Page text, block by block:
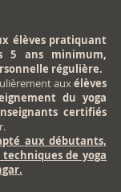
élèves pratiquant
5 ans minimum,
régulière.
auxélèves
du yoga
certifiés
aux débutants,
de yoga